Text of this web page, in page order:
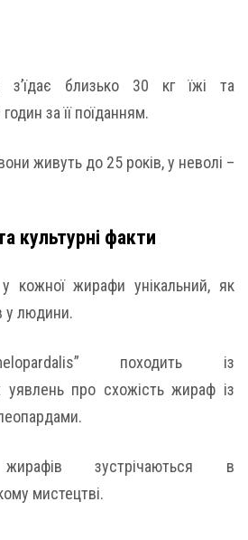
близько 30 кг їжі та
за її поїданням.
живуть до 25 років, у неволі –
культурні факти
кожної жирафи унікальний, як
у людини.
походить із
уявлень про схожість жираф із
зустрічаються в
мистецтві.